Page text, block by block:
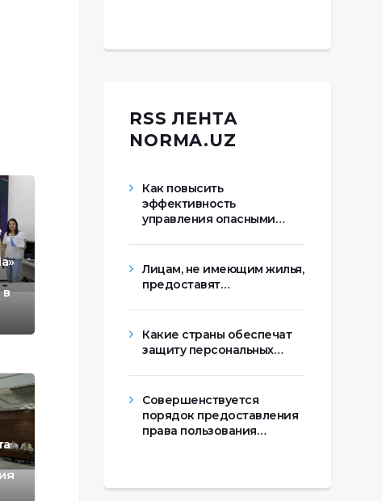
RSS ЛЕНТА
NORMA.UZ
Как повысить
эффективность
управления опасными…
Лицам, не имеющим жилья,
предоставят…
Какие страны обеспечат
защиту персональных…
Совершенствуется
порядок предоставления
права пользования…